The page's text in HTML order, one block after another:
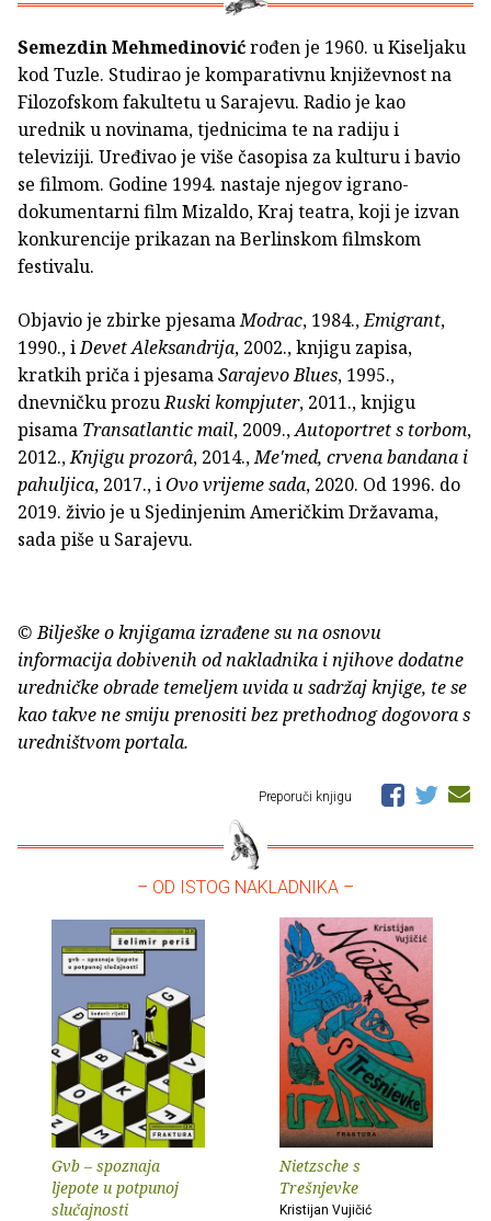
Semezdin Mehmedinovićrođen je 1960. u Kiseljaku
kod Tuzle. Studirao je komparativnu književnost na
Filozofskom fakultetu u Sarajevu. Radio je kao
urednik u novinama, tjednicima te na radiju i
televiziji. Uređivao je više časopisa za kulturu i bavio
se filmom. Godine 1994. nastaje njegov igrano-
dokumentarni film Mizaldo, Kraj teatra, koji je izvan
konkurencije prikazan na Berlinskom filmskom
festivalu.
Objavio je zbirke pjesamaModrac, 1984.,Emigrant,
1990., iDevet Aleksandrija, 2002., knjigu zapisa,
kratkih priča i pjesamaSarajevo Blues, 1995.,
dnevničku prozuRuski kompjuter, 2011., knjigu
pisama Transatlanticmail, 2009.,Autoportret s torbom,
2012.,Knjigu prozorâ, 2014.,Me'med, crvena bandana i
pahuljica, 2017., iOvovrijeme sada, 2020. Od 1996. do
2019. živio je u Sjedinjenim Američkim Državama,
sada piše u Sarajevu.
© Bilješke o knjigama izrađene su na osnovu
informacija dobivenih od nakladnika i njihove dodatne
uredničke obrade temeljem uvida u sadržaj knjige, te se
kao takve ne smiju prenositi bez prethodnog dogovora s
uredništvom portala.
Preporuči knjigu
– OD ISTOG NAKLADNIKA –
Gvb – spoznaja
ljepote u potpunoj
slučajnosti
Nietzsche s
Trešnjevke
Kristijan Vujičić